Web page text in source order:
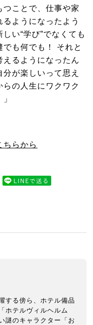
ことで、仕事や家
ようになったよう
い“学び”でなくても
も何でも！ それと
るようになったん
が楽しいって思え
の人生にワクワク
らから
する傍ら、ホテル備品
ホテルヴィルヘルム
謎のキャラクター「お